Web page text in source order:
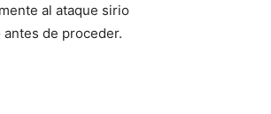
al ataque sirio
de proceder.